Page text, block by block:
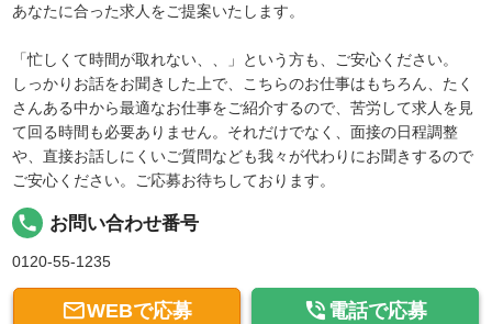
あなたに合った求人をご提案いたします。
「忙しくて時間が取れない、、」という方も、ご安心ください。
しっかりお話をお聞きした上で、こちらのお仕事はもちろん、たく
さんある中から最適なお仕事をご紹介するので、苦労して求人を見
て回る時間も必要ありません。それだけでなく、面接の日程調整
や、直接お話しにくいご質問なども我々が代わりにお聞きするので
ご安心ください。ご応募お待ちしております。
local_phone お問い合わせ番号
0120-55-1235
WEBで応募  電話で応募